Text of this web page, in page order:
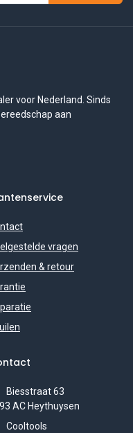
voor Nederland. Sinds
aan
vragen
& retour
Biesstraat 63
AC Heythuysen
Cooltools